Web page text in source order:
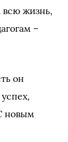
всю жизнь,
–
он
новым